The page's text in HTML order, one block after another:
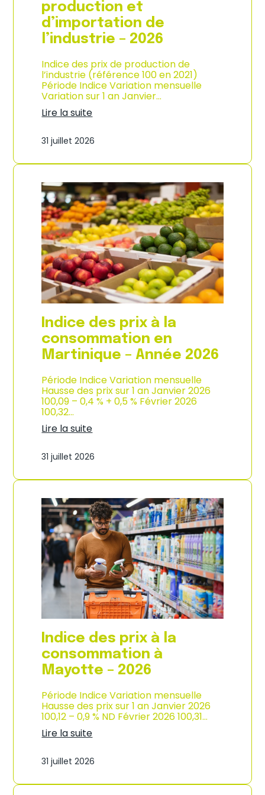
s
o
m
m
a
i
o
n
e
n
G
a
e
o
u
p
e
–
A
n
n
é
e
2
0
2
6
production et
d’importation de
l’industrie – 2026
Indice des prix de production de
l’industrie (référence 100 en 2021)
Période Indice Variation mensuelle
Variation sur 1 an Janvier…
Lire la suite
n
i
e
d
e
s
p
r
i
x
d
e
p
r
o
d
u
c
t
o
n
e
’
m
p
r
t
a
t
i
o
n
d
e
l
’
i
n
d
u
s
t
r
i
–
2
0
6
31 juillet 2026
Indice des prix à la
consommation en
Martinique – Année 2026
Période Indice Variation mensuelle
Hausse des prix sur 1 an Janvier 2026
100,09 – 0,4 % + 0,5 % Février 2026
100,32…
Lire la suite
n
i
e
d
e
s
r
i
x
à
l
a
c
o
n
s
o
m
a
t
i
n
n
M
31 juillet 2026
Indice des prix à la
consommation à
Mayotte – 2026
Période Indice Variation mensuelle
Hausse des prix sur 1 an Janvier 2026
100,12 – 0,9 % ND Février 2026 100,31…
Lire la suite
n
i
31 juillet 2026